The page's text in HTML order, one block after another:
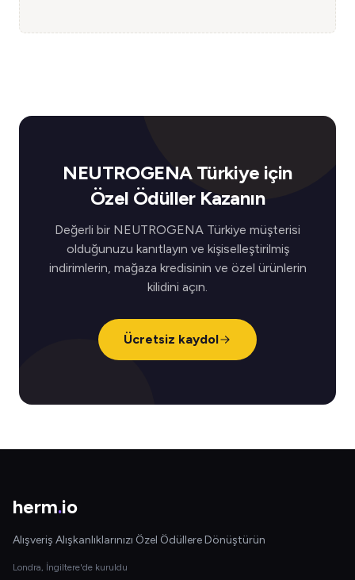
NEUTROGENA Türkiye için
Özel Ödüller Kazanın
Değerli bir NEUTROGENA Türkiye müşterisi
olduğunuzu kanıtlayın ve kişiselleştirilmiş
indirimlerin, mağaza kredisinin ve özel ürünlerin
kilidini açın.
Ücretsiz kaydol
herm.io
Alışveriş Alışkanlıklarınızı Özel Ödüllere Dönüştürün
Londra, İngiltere'de kuruldu